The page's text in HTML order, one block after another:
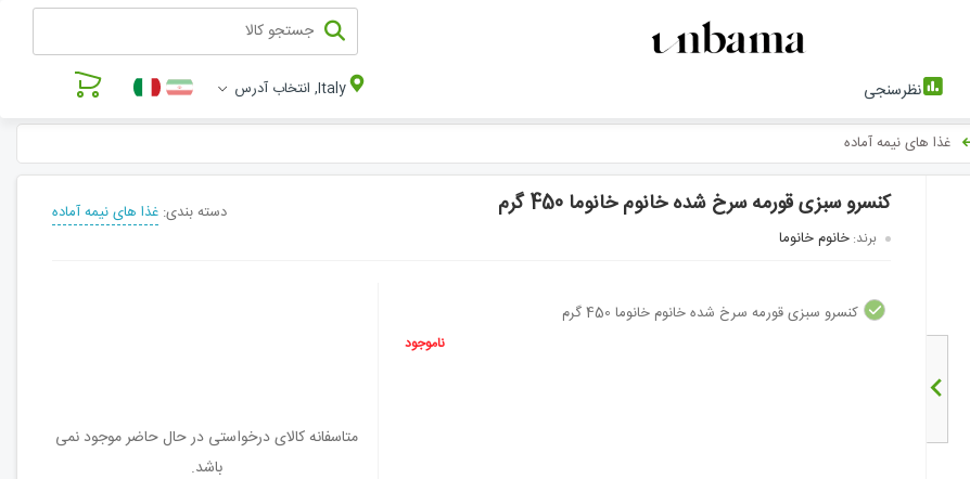
نظرسنجی Italy, انتخاب آدرس
غذا های نیمه آماده
کنسرو سبزی قورمه سرخ شده خانوم خانوما 450 گرم
برند:خانوم خانوما
دسته بندی: غذا های نیمه آماده
کنسرو سبزی قورمه سرخ شده خانوم خانوما 450 گرم
ناموجود
متاسفانه کالای درخواستی در حال حاضر موجود نمی
باشد.